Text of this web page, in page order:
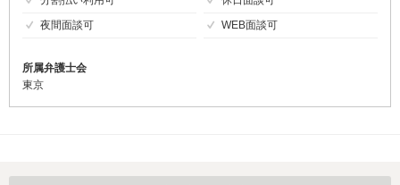
夜間面談可
WEB面談可
所属弁護士会
東京